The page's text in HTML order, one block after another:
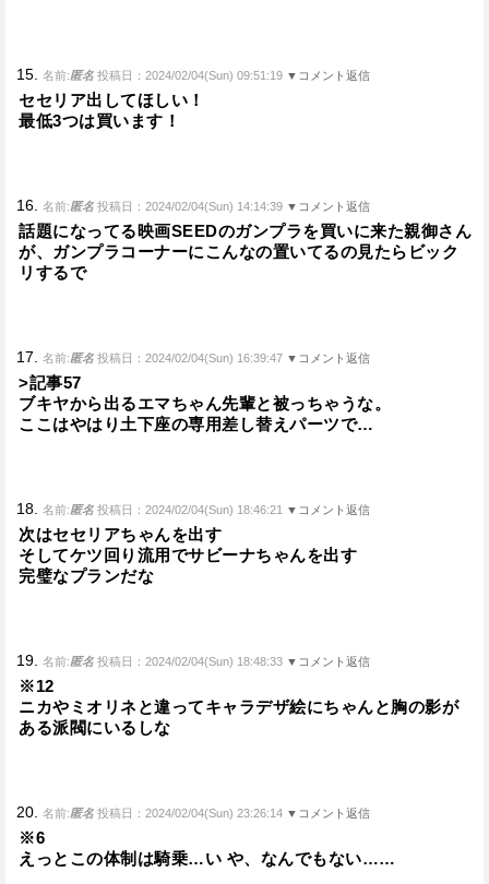
15. 名前:匿名 投稿日：2024/02/04(Sun) 09:51:19 ▼コメント返信
セセリア出してほしい！
最低3つは買います！
16. 名前:匿名 投稿日：2024/02/04(Sun) 14:14:39 ▼コメント返信
話題になってる映画SEEDのガンプラを買いに来た親御さん
が、ガンプラコーナーにこんなの置いてるの見たらビック
リするで
17. 名前:匿名 投稿日：2024/02/04(Sun) 16:39:47 ▼コメント返信
>記事57
ブキヤから出るエマちゃん先輩と被っちゃうな。
ここはやはり土下座の専用差し替えパーツで…
18. 名前:匿名 投稿日：2024/02/04(Sun) 18:46:21 ▼コメント返信
次はセセリアちゃんを出す
そしてケツ回り流用でサビーナちゃんを出す
完璧なプランだな
19. 名前:匿名 投稿日：2024/02/04(Sun) 18:48:33 ▼コメント返信
※12
ニカやミオリネと違ってキャラデザ絵にちゃんと胸の影が
ある派閥にいるしな
20. 名前:匿名 投稿日：2024/02/04(Sun) 23:26:14 ▼コメント返信
※6
えっとこの体制は騎乗…い や、なんでもない……